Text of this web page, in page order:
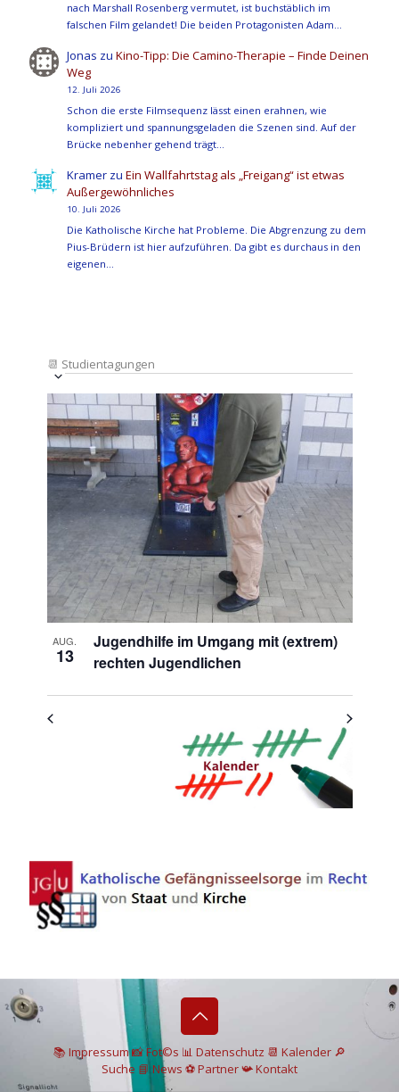
nach Marshall Rosenberg vermutet, ist buchstäblich im
falschen Film gelandet! Die beiden Protagonisten Adam…
Jonas zuKino-Tipp: Die Camino-Therapie – Finde Deinen
Weg
12. Juli 2026
Schon die erste Filmsequenz lässt einen erahnen, wie
kompliziert und spannungsgeladen die Szenen sind. Auf der
Brücke nebenher gehend trägt…
Kramer zuEin Wallfahrtstag als „Freigang“ ist etwas
Außergewöhnliches
10. Juli 2026
Die Katholische Kirche hat Probleme. Die Abgrenzung zu dem
Pius-Brüdern ist hier aufzuführen. Da gibt es durchaus in den
eigenen…
📆 Studientagungen
Ansichten-
Navigation
Veranstaltung
Ansichten-
Navigation
Datum
auswählen.
List
of
Veranstaltungen
in
Photo
View
AUG.
13
Jugendhilfe im Umgang mit (extrem)
rechten Jugendlichen
📚 Impressum📸Fot©s 📊 Datenschutz 📆 Kalender 🔎
Suche 📘 News ⚽Partner📯Kontakt